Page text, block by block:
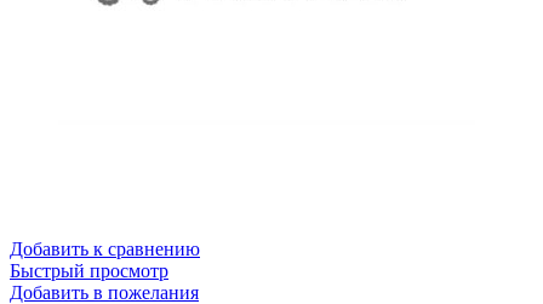
Добавить к сравнению
Быстрый просмотр
Добавить в пожелания